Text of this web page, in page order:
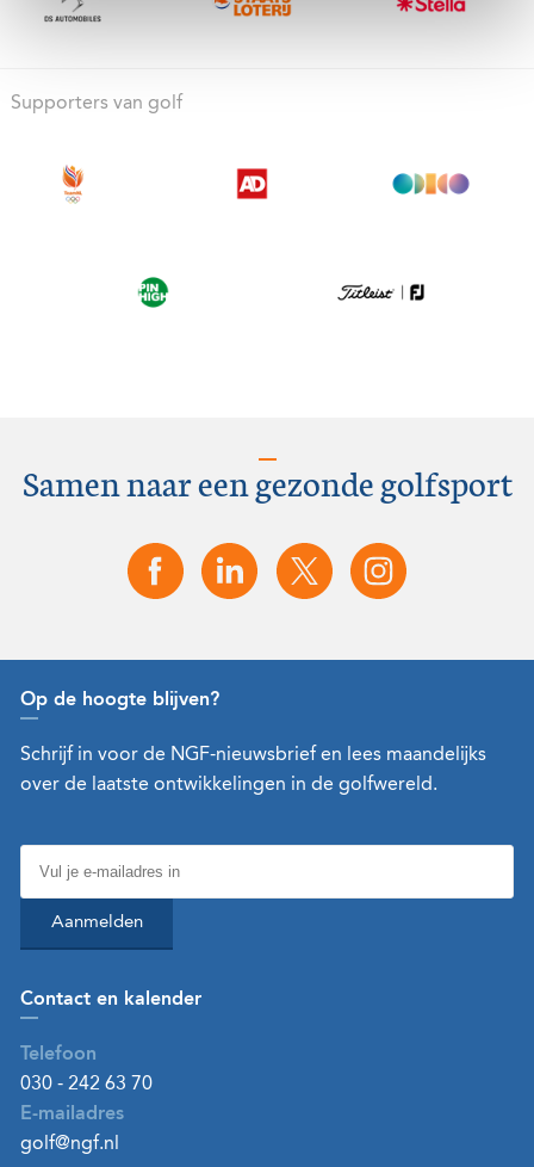
Supporters van golf
Samen naar een gezonde golfsport
Op de hoogte blijven?
Schrijf in voor de NGF-nieuwsbrief en lees maandelijks
over de laatste ontwikkelingen in de golfwereld.
Aanmelden
Contact en kalender
Telefoon
030 - 242 63 70
E-mailadres
golf@ngf.nl